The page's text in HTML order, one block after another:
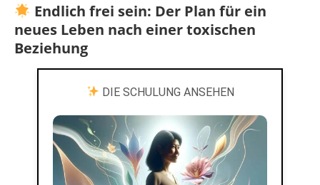
Endlich frei sein: Der Plan für ein
neues Leben nach einer toxischen
Beziehung
DIE SCHULUNG ANSEHEN